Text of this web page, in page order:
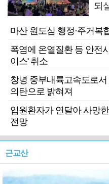
되
마산 원도심 행정·주거복
폭염에 온열질환 등 안전
이스' 취소
창녕 중부내륙고속도로
의탄으로 밝혀져
입원환자가 연달아 사망
전망
근교산